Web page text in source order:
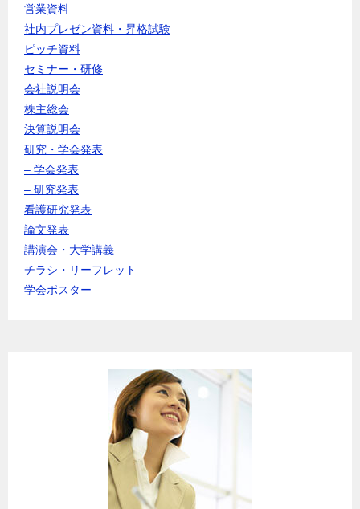
営業資料
社内プレゼン資料・昇格試験
ピッチ資料
セミナー・研修
会社説明会
株主総会
決算説明会
研究・学会発表
– 学会発表
– 研究発表
看護研究発表
論文発表
講演会・大学講義
チラシ・リーフレット
学会ポスター